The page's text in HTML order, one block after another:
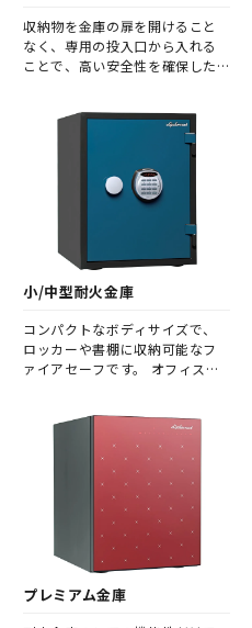
収納物を金庫の扉を開けること
なく、専用の投入口から入れる
ことで、高い安全性を確保した
置することを想定しており、非
常に堅牢な作りとなっておりま
小/中型耐火金庫
コンパクトなボディサイズで、
ロッカーや書棚に収納可能なフ
ァイアセーフです。 オフィスや
望の方にオススメです。
プレミアム金庫